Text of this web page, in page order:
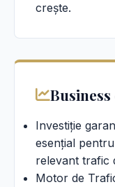
crește.
Business
Investiție
esențial
relevant trafic
Motor de